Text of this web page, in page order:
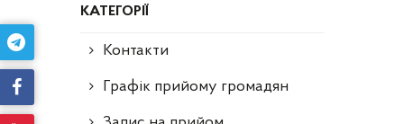
КАТЕГОРІЇ
Контакти
Графік прийому громадян